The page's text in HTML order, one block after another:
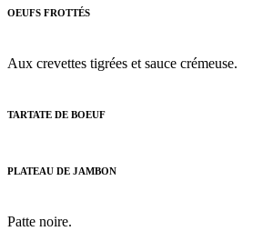
OEUFS FROTTÉS
Aux crevettes tigrées et sauce crémeuse.
TARTATE DE BOEUF
PLATEAU DE JAMBON
Patte noire.